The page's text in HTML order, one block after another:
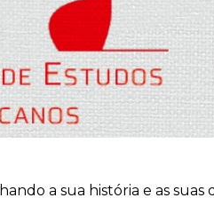
a sua história e as suas